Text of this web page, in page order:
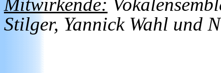
Mitwirkende:
Stilger, Yannick Wahl und